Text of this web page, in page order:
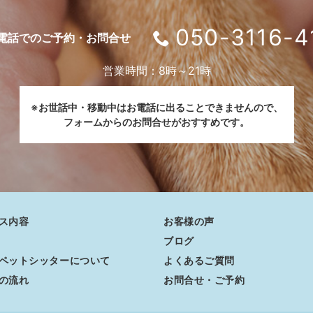
話でのご予約・お問合せ 050-3116-
営業時間：8時～21時
※お世話中・移動中はお電話に出ることできませんので、
フォームからのお問合せがおすすめです。
内容
ットシッターについて
流れ
お客様の声
ブログ
よくあるご質問
お問合せ・ご予約